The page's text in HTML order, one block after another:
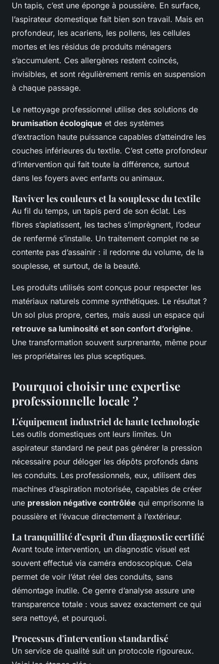
Un tapis, c’est une éponge à poussière. En surface,
l’aspirateur domestique fait bien son travail. Mais en
profondeur, les acariens, les pollens, les cellules
mortes et les résidus de produits ménagers
s’accumulent. Ces allergènes restent coincés,
invisibles, et sont régulièrement remis en suspension
à chaque passage.
Le nettoyage professionnel utilise des solutions de
brumisation écologique et des systèmes
d’extraction haute puissance capables d’atteindre les
couches inférieures du textile. C’est cette profondeur
d’intervention qui fait toute la différence, surtout
dans les foyers avec enfants ou animaux.
Raviver les couleurs et la souplesse du textile
Au fil du temps, un tapis perd de son éclat. Les
fibres s’aplatissent, les taches s’imprègnent, l’odeur
de renfermé s’installe. Un traitement complet ne se
contente pas d’assainir : il redonne du volume, de la
souplesse, et surtout, de la beauté.
Les produits utilisés sont conçus pour respecter les
matériaux naturels comme synthétiques. Le résultat ?
Un sol plus propre, certes, mais aussi un espace qui
retrouve sa luminosité et son confort d’origine.
Une transformation souvent surprenante, même pour
les propriétaires les plus sceptiques.
Pourquoi choisir une expertise
professionnelle locale ?
L'équipement industriel de haute technologie
Les outils domestiques ont leurs limites. Un
aspirateur standard ne peut pas générer la pression
nécessaire pour déloger les dépôts profonds dans
les conduits. Les professionnels, eux, utilisent des
machines d’aspiration motorisée, capables de créer
une pression négative contrôlée qui emprisonne la
poussière et l’évacue directement à l’extérieur.
La tranquillité d'esprit d'un diagnostic certifié
Avant toute intervention, un diagnostic visuel est
souvent effectué via caméra endoscopique. Cela
permet de voir l’état réel des conduits, sans
démontage inutile. Ce genre d’analyse assure une
transparence totale : vous savez exactement ce qui
sera nettoyé, et pourquoi.
Processus d'intervention standardisé
Un service de qualité suit un protocole rigoureux.